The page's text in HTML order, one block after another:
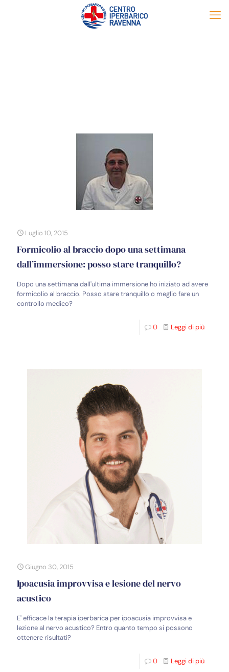
Luglio 10, 2015
Formicolio al braccio dopo una settimana
dall’immersione: posso stare tranquillo?
Dopo una settimana dall'ultima immersione ho iniziato ad avere
formicolio al braccio. Posso stare tranquillo o meglio fare un
controllo medico?
0 Leggi di più
Giugno 30, 2015
Ipoacusia improvvisa e lesione del nervo
acustico
E' efficace la terapia iperbarica per ipoacusia improvvisa e
lezione al nervo acustico? Entro quanto tempo si possono
ottenere risultati?
0 Leggi di più